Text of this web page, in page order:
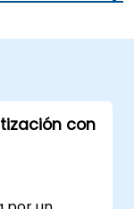
con